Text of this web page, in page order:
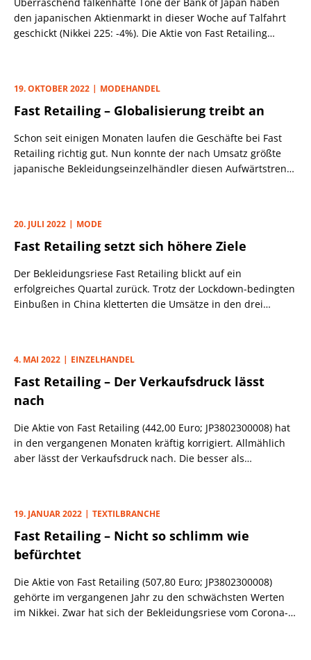
den japanischen Aktienmarkt in dieser Woche auf Talfahrt
geschickt (Nikkei 225: -4%). Die Aktie von Fast Retailing
19. OKTOBER 2022 MODEHANDEL
Fast Retailing – Globalisierung treibt an
Schon seit einigen Monaten laufen die Geschäfte bei Fast
Retailing richtig gut. Nun konnte der nach Umsatz größte
japanische Bekleidungseinzelhändler diesen Aufwärtstrend
Schwäche der Heimatwährung Yen in die Karten. Den Nerv
der Kunden dürfte Fast Retailing zudem treffen, weil die
auf schnell wechselnde Mode mit günstigen Preisen setzt.
Denn der Geldbeutel dürfte wegen der weltweit
ausufernden Inflation auch bei der jugendlichen Zielgruppe
20. JULI 2022 MODE
Fast Retailing setzt sich höhere Ziele
Der Bekleidungsriese Fast Retailing blickt auf ein
erfolgreiches Quartal zurück. Trotz der Lockdown-bedingten
Einbußen in China kletterten die Umsätze in den drei
4. MAI 2022 EINZELHANDEL
Fast Retailing – Der Verkaufsdruck lässt
nach
Die Aktie von Fast Retailing (442,00 Euro; JP3802300008) hat
in den vergangenen Monaten kräftig korrigiert. Allmählich
aber lässt der Verkaufsdruck nach. Die besser als
1,3% auf 1,22 Bio. Yen (umgerechnet etwa 8,9 Mrd. Euro).
19. JANUAR 2022 TEXTILBRANCHE
Fast Retailing – Nicht so schlimm wie
befürchtet
Die Aktie von Fast Retailing (507,80 Euro; JP3802300008)
gehörte im vergangenen Jahr zu den schwächsten Werten
im Nikkei. Zwar hat sich der Bekleidungsriese vom Corona-